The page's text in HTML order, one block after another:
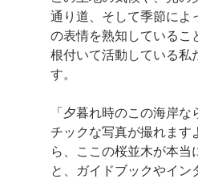
通り道、そして季節によ
の表情を熟知しているこ
根付いて活動している私
す。
「夕暮れ時のこの海岸
チックな写真が撮れます
ら、ここの桜並木が本当
と、ガイドブックやイン